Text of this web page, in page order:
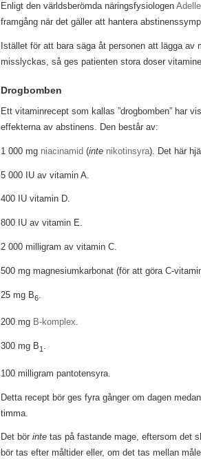
Enligt den världsberömda näringsfysiologen
framgång när det gäller att hantera
Istället för att bara säga åt personen att lägga
misslyckas, så ges patienten stora doser
Drogbomben
Ett vitaminrecept som kallas ”drogbomben” har
effekterna av abstinens. Den består av:
1 000 mg niacinamid (inte nikotinsyra). Det här
5 000 IU av vitamin A.
400 IU vitamin D.
800 IU av vitamin E.
2 000 milligram av vitamin C.
500 mg magnesiumkarbonat (för att göra C-
25 mg B6
200 mg B-komplex.
300 mg B1 .
100 milligram pantotensyra.
Detta recept bör ges fyra gånger om dagen
timma.
Det bör inte tas på fastande mage, eftersom det
bör tas efter måltider eller, om det tas mellan